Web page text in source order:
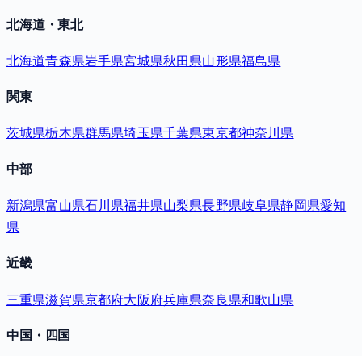
北海道・東北
北海道青森県岩手県宮城県秋田県山形県福島県
関東
茨城県栃木県群馬県埼玉県千葉県東京都神奈川県
中部
新潟県富山県石川県福井県山梨県長野県岐阜県静岡県愛知
県
近畿
三重県滋賀県京都府大阪府兵庫県奈良県和歌山県
中国・四国